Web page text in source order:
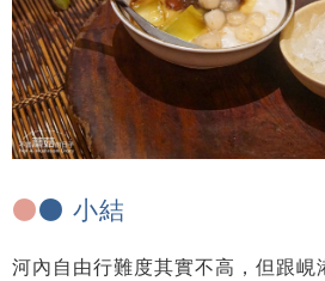
●● 小結
河內自由行難度其實不高，但跟峴